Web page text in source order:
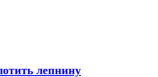
лепнину